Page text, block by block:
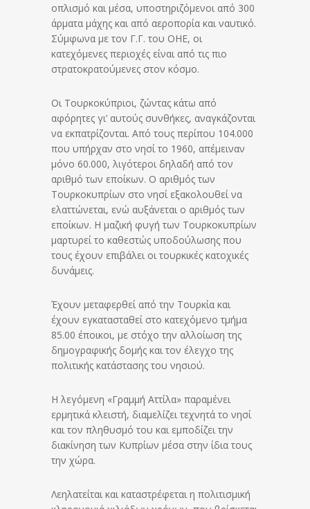
οπλισμό και μέσα, υποστηριζόμενοι από 300
άρματα μάχης και από αεροπορία και ναυτικό.
Σύμφωνα με τον Γ.Γ. του ΟΗΕ, οι
κατεχόμενες περιοχές είναι από τις πιο
στρατοκρατούμενες στον κόσμο.
Οι Τουρκοκύπριοι, ζώντας κάτω από
αφόρητες γι’ αυτούς συνθήκες, αναγκάζονται
να εκπατρίζονται. Από τους περίπου 104.000
που υπήρχαν στο νησί το 1960, απέμειναν
μόνο 60.000, λιγότεροι δηλαδή από τον
αριθμό των εποίκων. Ο αριθμός των
Τουρκοκυπρίων στο νησί εξακολουθεί να
ελαττώνεται, ενώ αυξάνεται ο αριθμός των
εποίκων. Η μαζική φυγή των Τουρκοκυπρίων
μαρτυρεί το καθεστώς υποδούλωσης που
τους έχουν επιβάλει οι τουρκικές κατοχικές
δυνάμεις.
Έχουν μεταφερθεί από την Τουρκία και
έχουν εγκατασταθεί στο κατεχόμενο τμήμα
85.00 έποικοι, με στόχο την αλλοίωση της
δημογραφικής δομής και τον έλεγχο της
πολιτικής κατάστασης του νησιού.
Η λεγόμενη «Γραμμή Αττίλα» παραμένει
ερμητικά κλειστή, διαμελίζει τεχνητά το νησί
και τον πληθυσμό του και εμποδίζει την
διακίνηση των Κυπρίων μέσα στην ίδια τους
την χώρα.
Λεηλατείται και καταστρέφεται η πολιτισμική